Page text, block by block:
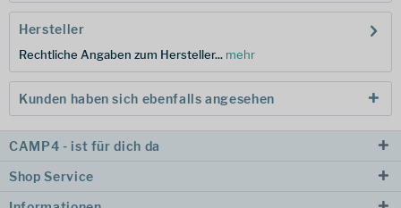
Hersteller
Rechtliche Angaben zum Hersteller... mehr
Kunden haben sich ebenfalls angesehen
CAMP4 - ist für dich da
Shop Service